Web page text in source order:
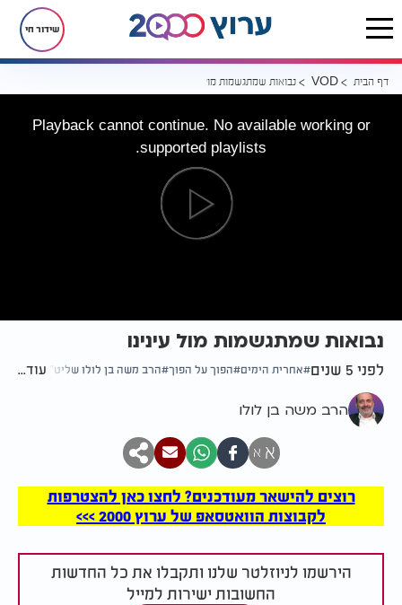
שידור חי
דף הבית VOD נבואות שמתגשמות מול עינינו
Playback cannot continue. No available working or
supported playlists.
נבואות שמתגשמות מול עינינו
לפני 5 שנים אחרית הימים הפוך על הפוך הרב משה בן לולו שליט"אעוד...
הרב משה בן לולו
א א
רוצים להישאר מעודכנים? לחצו כאן להצטרפות
לקבוצות הוואטסאפ של ערוץ 2000 >>>
הירשמו לניוזלטר שלנו ותקבלו את כל החדשות
החשובות ישירות למייל